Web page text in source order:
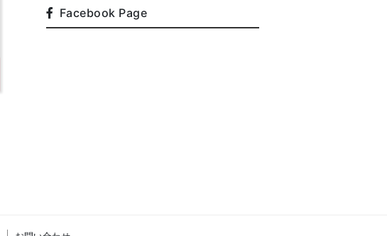
Facebook Page